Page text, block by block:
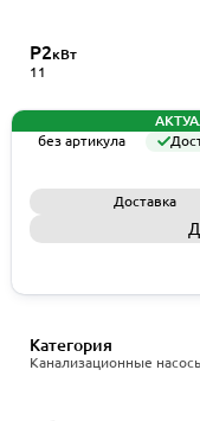
P2кВт
11
без артикула
Доставка
Канализационные
Категория